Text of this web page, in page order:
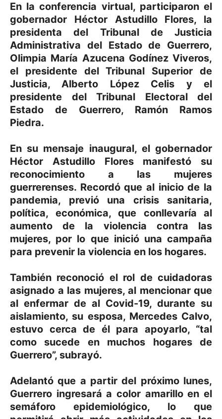
En la conferencia virtual, participaron el
gobernador Héctor Astudillo Flores, la
presidenta del Tribunal de Justicia
Administrativa del Estado de Guerrero,
Olimpia María Azucena Godínez Viveros,
el presidente del Tribunal Superior de
Justicia, Alberto López Celis y el
presidente del Tribunal Electoral del
Estado de Guerrero, Ramón Ramos
Piedra.
En su mensaje inaugural, el gobernador
Héctor Astudillo Flores manifestó su
reconocimiento a las mujeres
guerrerenses. Recordó que al inicio de la
pandemia, previó una crisis sanitaria,
política, económica, que conllevaría al
aumento de la violencia contra las
mujeres, por lo que inició una campaña
para prevenir la violencia en los hogares.
También reconoció el rol de cuidadoras
asignado a las mujeres, al mencionar que
al enfermar de al Covid-19, durante su
aislamiento, su esposa, Mercedes Calvo,
estuvo cerca de él para apoyarlo, “tal
como sucede en muchos hogares de
Guerrero”, subrayó.
Adelantó que a partir del próximo lunes,
Guerrero ingresará a color amarillo en el
semáforo epidemiológico, lo que